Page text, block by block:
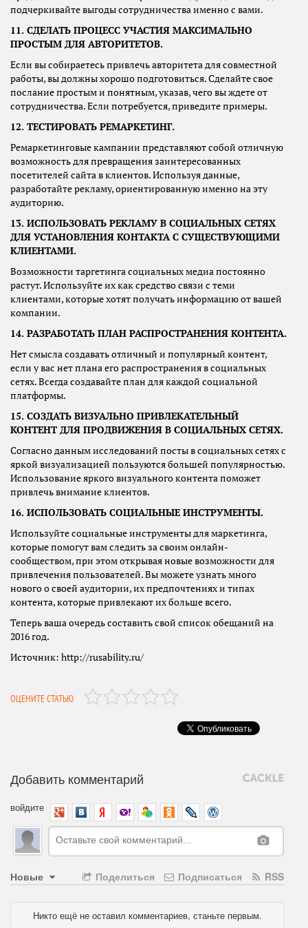
подчеркивайте выгоды сотрудничества именно с вами.
11. СДЕЛАТЬ ПРОЦЕСС УЧАСТИЯ МАКСИМАЛЬНО
ПРОСТЫМ ДЛЯ АВТОРИТЕТОВ.
Если вы собираетесь привлечь авторитета для совместной
работы, вы должны хорошо подготовиться. Сделайте свое
послание простым и понятным, указав, чего вы ждете от
сотрудничества. Если потребуется, приведите примеры.
12. ТЕСТИРОВАТЬ РЕМАРКЕТИНГ.
Ремаркетинговые кампании представляют собой отличную
возможность для превращения заинтересованных
посетителей сайта в клиентов. Используя данные,
разработайте рекламу, ориентированную именно на эту
аудиторию.
13. ИСПОЛЬЗОВАТЬ РЕКЛАМУ В СОЦИАЛЬНЫХ СЕТЯХ
ДЛЯ УСТАНОВЛЕНИЯ КОНТАКТА С СУЩЕСТВУЮЩИМИ
КЛИЕНТАМИ.
Возможности таргетинга социальных медиа постоянно
растут. Используйте их как средство связи с теми
клиентами, которые хотят получать информацию от вашей
компании.
14. РАЗРАБОТАТЬ ПЛАН РАСПРОСТРАНЕНИЯ КОНТЕНТА.
Нет смысла создавать отличный и популярный контент,
если у вас нет плана его распространения в социальных
сетях. Всегда создавайте план для каждой социальной
платформы.
15. СОЗДАТЬ ВИЗУАЛЬНО ПРИВЛЕКАТЕЛЬНЫЙ
КОНТЕНТ ДЛЯ ПРОДВИЖЕНИЯ В СОЦИАЛЬНЫХ СЕТЯХ.
Согласно данным исследований посты в социальных сетях с
яркой визуализацией пользуются большей популярностью.
Использование яркого визуального контента поможет
привлечь внимание клиентов.
16. ИСПОЛЬЗОВАТЬ СОЦИАЛЬНЫЕ ИНСТРУМЕНТЫ.
Используйте социальные инструменты для маркетинга,
которые помогут вам следить за своим онлайн-
сообществом, при этом открывая новые возможности для
привлечения пользователей. Вы можете узнать много
нового о своей аудитории, их предпочтениях и типах
контента, которые привлекают их больше всего.
Теперь ваша очередь составить свой список обещаний на
2016 год.
Источник: http://rusability.ru/
ОЦЕНИТЕ СТАТЬЮ
Добавить комментарий
войдите
Новые RSS
Подписаться
Поделиться
Никто ещё не оставил комментариев, станьте первым.